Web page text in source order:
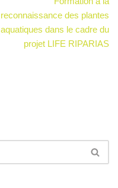
reconnaissance des plantes
aquatiques dans le cadre du
projet LIFE RIPARIAS